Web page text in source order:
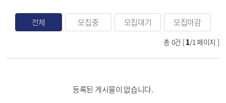
전체 모집중 모집대기 모집마감
총 0건 [1/1 페이지 ]
등록된 게시물이 없습니다.